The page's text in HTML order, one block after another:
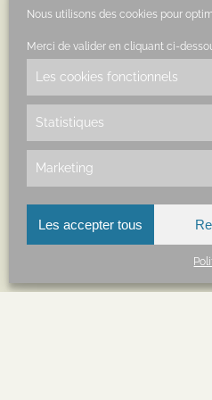
Nous utilisons des cookies pour
Merci de valider en cliquant ci-
Les cookies fonctionnels
Statistiques
Marketing
Les accepter tous
Share This